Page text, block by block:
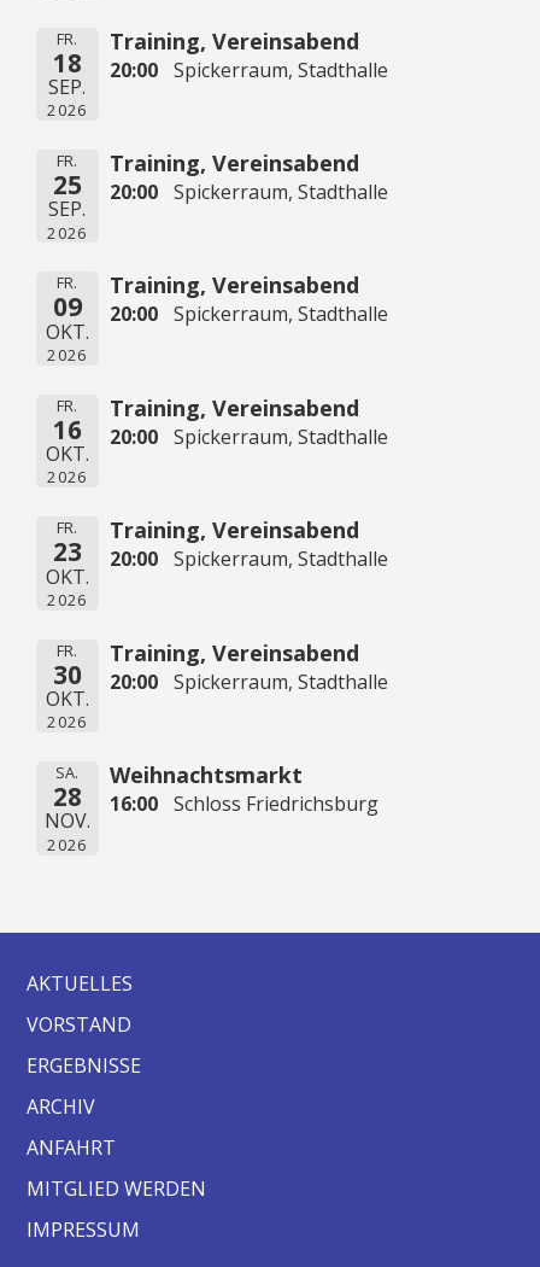
FR.
18
SEP.
2026
Training, Vereinsabend
20:00 Spickerraum, Stadthalle
FR.
25
SEP.
2026
Training, Vereinsabend
20:00 Spickerraum, Stadthalle
FR.
09
OKT.
2026
Training, Vereinsabend
20:00 Spickerraum, Stadthalle
FR.
16
OKT.
2026
Training, Vereinsabend
20:00 Spickerraum, Stadthalle
FR.
23
OKT.
2026
Training, Vereinsabend
20:00 Spickerraum, Stadthalle
FR.
30
OKT.
2026
Training, Vereinsabend
20:00 Spickerraum, Stadthalle
SA.
28
NOV.
2026
Weihnachtsmarkt
16:00 Schloss Friedrichsburg
AKTUELLES
VORSTAND
ERGEBNISSE
ARCHIV
ANFAHRT
MITGLIED WERDEN
IMPRESSUM